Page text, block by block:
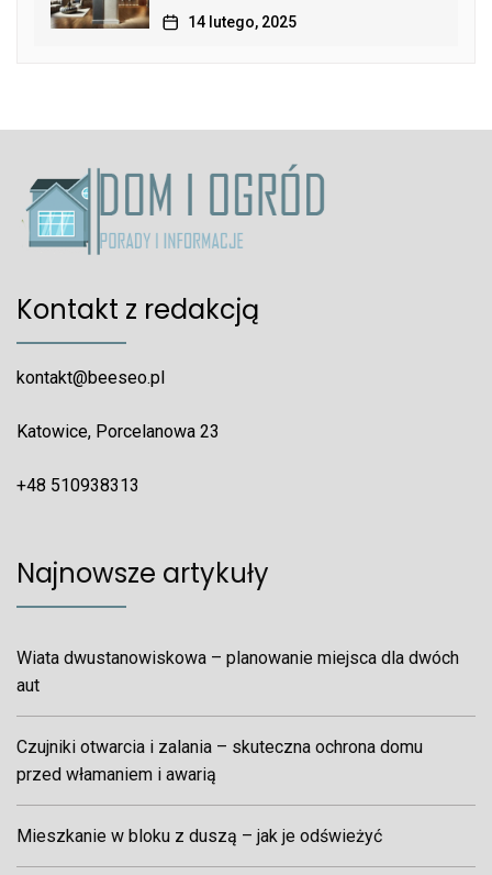
14 lutego, 2025
Kontakt z redakcją
kontakt@beeseo.pl
Katowice, Porcelanowa 23
+48 510938313
Najnowsze artykuły
Wiata dwustanowiskowa – planowanie miejsca dla dwóch
aut
Czujniki otwarcia i zalania – skuteczna ochrona domu
przed włamaniem i awarią
Mieszkanie w bloku z duszą – jak je odświeżyć